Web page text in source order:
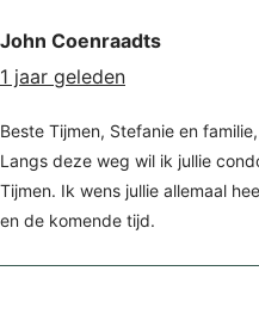
John Coenraadts
1 jaar geleden
Beste Tijmen, Stefanie en familie,
Langs deze weg wil ik jullie
Tijmen. Ik wens jullie allemaal
en de komende tijd.